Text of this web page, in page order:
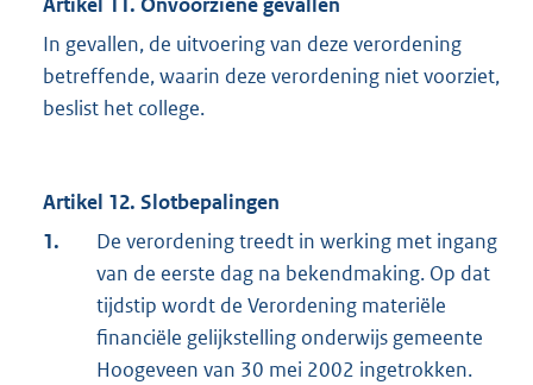
In gevallen, de uitvoering van deze verordening
betreffende, waarin deze verordening niet voorziet,
beslist het college.
Artikel 12. Slotbepalingen
1.
De verordening treedt in werking met ingang
van de eerste dag na bekendmaking. Op dat
tijdstip wordt de Verordening materiële
financiële gelijkstelling onderwijs gemeente
Hoogeveen van 30 mei 2002 ingetrokken.